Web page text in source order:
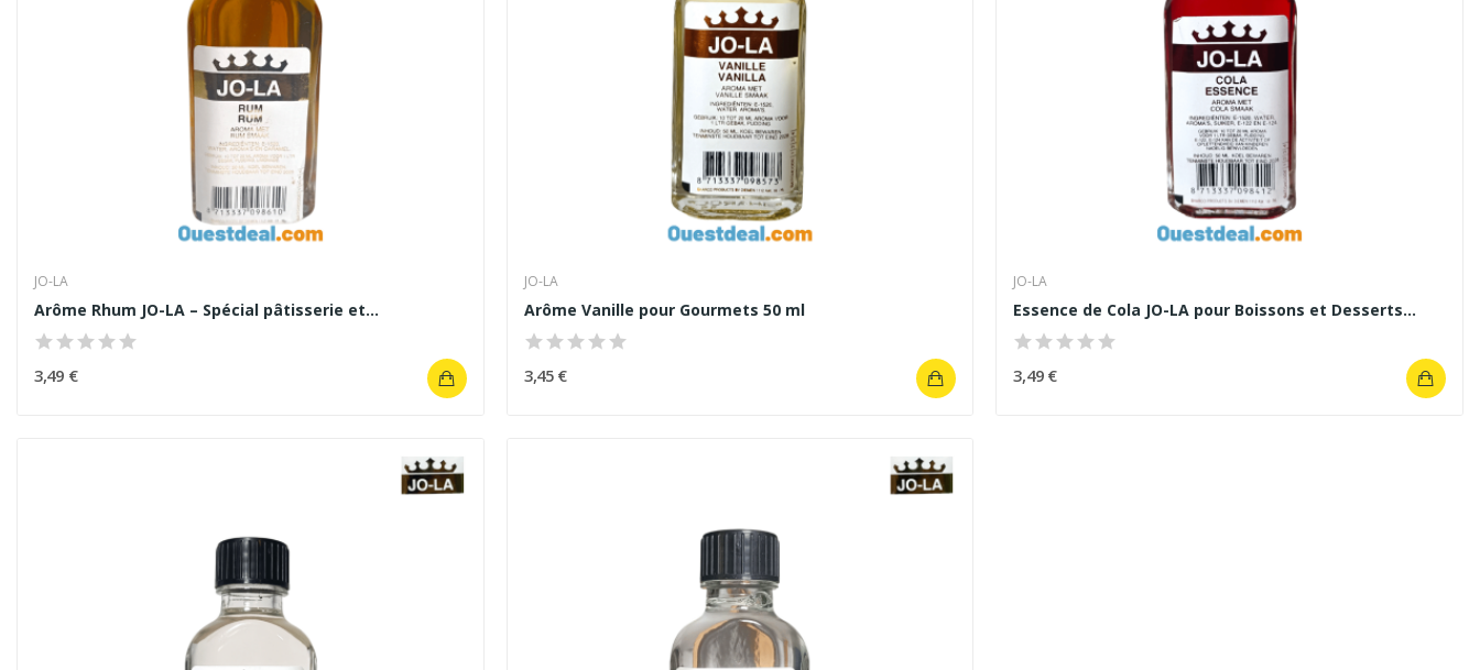
JO-LA
Arôme Rhum JO-LA – Spécial pâtisserie et...
3,49 €
JO-LA
Arôme Vanille pour Gourmets 50 ml
3,45 €
JO-LA
Essence de Cola JO-LA pour Boissons et Desserts...
3,49 €